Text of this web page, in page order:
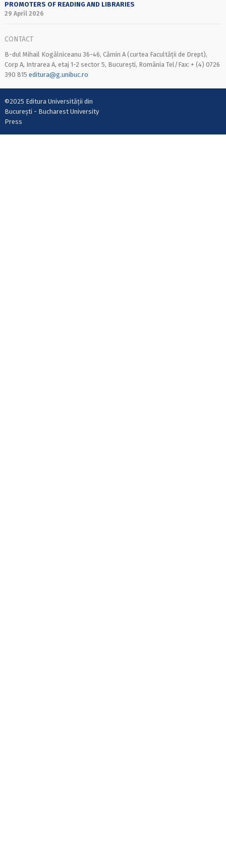
PROMOTERS OF READING AND LIBRARIES
29 April 2026
CONTACT
B-dul Mihail Kogălniceanu 36-46, Cămin A (curtea Facultății de Drept),
Corp A, Intrarea A, etaj 1-2 sector 5, București, România Tel/Fax: + (4) 0726
390 815 editura@g.unibuc.ro
©2025 Editura Universității din
București - Bucharest University
Press